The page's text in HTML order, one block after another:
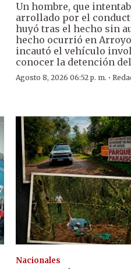
Un hombre, que
arrollado por el
huyó tras el hecho sin
hecho ocurrió en
incautó el vehículo
conocer la detención
Agosto 8, 2026 06:52 p. m. ·
Nacionales